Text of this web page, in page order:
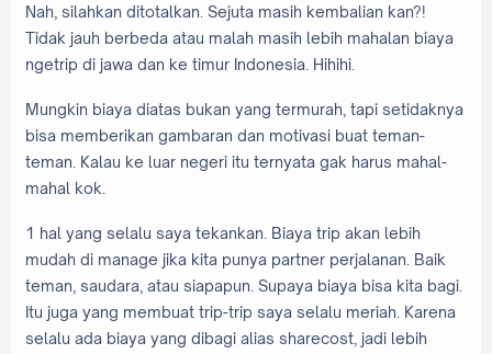
Nah, silahkan ditotalkan. Sejuta masih kembalian kan?!
Tidak jauh berbeda atau malah masih lebih mahalan biaya
ngetrip di jawa dan ke timur Indonesia. Hihihi.
Mungkin biaya diatas bukan yang termurah, tapi setidaknya
bisa memberikan gambaran dan motivasi buat teman-
teman. Kalau ke luar negeri itu ternyata gak harus mahal-
mahal kok.
1 hal yang selalu saya tekankan. Biaya trip akan lebih
mudah di manage jika kita punya partner perjalanan. Baik
teman, saudara, atau siapapun. Supaya biaya bisa kita bagi.
Itu juga yang membuat trip-trip saya selalu meriah. Karena
selalu ada biaya yang dibagi alias sharecost, jadi lebih